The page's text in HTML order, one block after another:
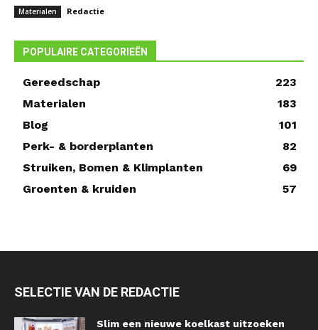
Materialen Redactie
POPULAIRE CATEGORIEËN
Gereedschap
223
Materialen
183
Blog
101
Perk- & borderplanten
82
Struiken, Bomen & Klimplanten
69
Groenten & kruiden
57
SELECTIE VAN DE REDACTIE
Slim een nieuwe koelkast uitzoeken